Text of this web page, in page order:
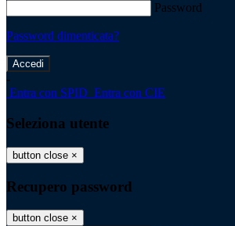
Password
Password dimenticata?
-
Entra con SPID Entra con CIE
Seleziona utente
button close ×
Recupero password
button close ×